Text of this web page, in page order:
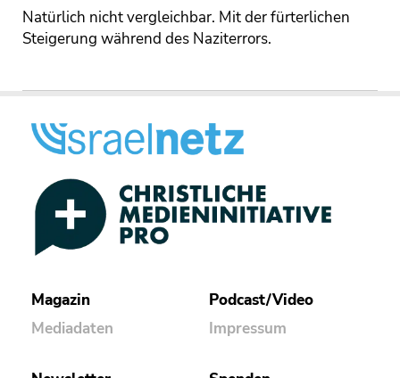
Natürlich nicht vergleichbar. Mit der fürterlichen
Steigerung während des Naziterrors.
Magazin
Mediadaten
Podcast/Video
Impressum